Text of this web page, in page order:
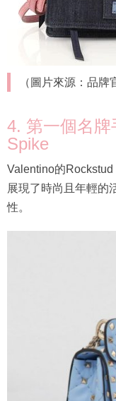
（圖片來源：品牌
4. 第一個名牌
Spike
Valentino的Rockstud
展現了時尚且年輕的
性。